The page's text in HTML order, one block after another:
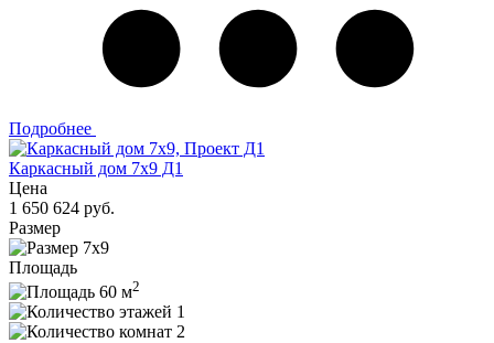
Подробнее
Каркасный дом 7x9 Д1
Цена
1 650 624 руб.
Размер
7x9
Площадь
60 м2
1
2